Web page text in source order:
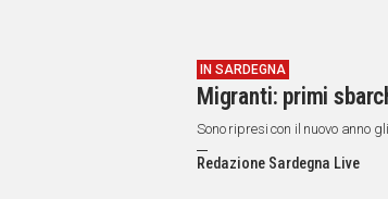
IN SARDEGNA
Migranti: primi
Sono ripresi con il nuovo anno
Redazione Sardegna Live